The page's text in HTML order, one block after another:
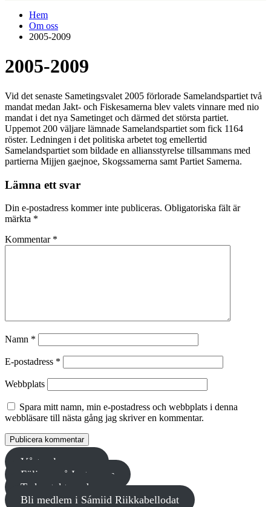
Hem
Om oss
2005-2009
2005-2009
Vid det senaste Sametingsvalet 2005 förlorade Samelandspartiet två
mandat medan Jakt- och Fiskesamerna blev valets vinnare med nio
mandat i det nya Sametinget och därmed det största partiet.
Uppemot 200 väljare lämnade Samelandspartiet som fick 1164
röster. Ledningen i det politiska arbetet tog emellertid
Samelandspartiet som bildade en alliansstyrelse tillsammans med
partierna Mijjen gaejnoe, Skogssamerna samt Partiet Samerna.
Lämna ett svar
Din e-postadress kommer inte publiceras. Obligatoriska fält är
märkta *
Kommentar *
Namn *
E-postadress *
Webbplats
Spara mitt namn, min e-postadress och webbplats i denna
webbläsare till nästa gång jag skriver en kommentar.
Vårt valprogram
Följ oss på Instagram
Ta kontakt med oss
Bli medlem i Sámiid Riikkabellodat